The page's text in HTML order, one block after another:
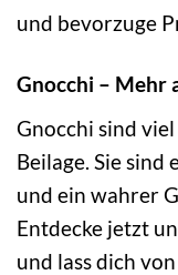
und bevorzuge
Gnocchi – Mehr
Gnocchi sind
Beilage. Sie sind
und ein wahrer
Entdecke jetzt
und lass dich